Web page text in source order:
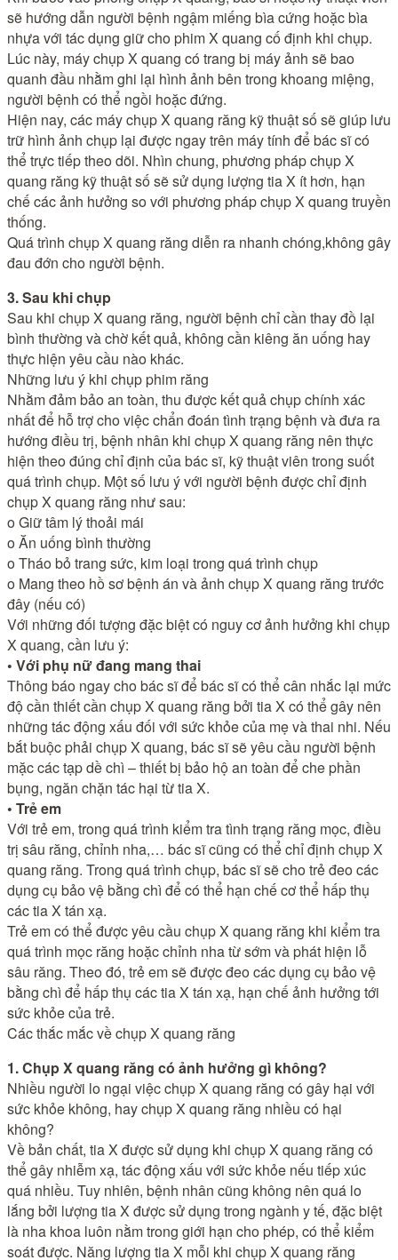
sẽ hướng dẫn người bệnh ngậm miếng bìa cứng hoặc bìa
nhựa với tác dụng giữ cho phim X quang cố định khi chụp.
Lúc này, máy chụp X quang có trang bị máy ảnh sẽ bao
quanh đầu nhằm ghi lại hình ảnh bên trong khoang miệng,
người bệnh có thể ngồi hoặc đứng.
Hiện nay, các máy chụp X quang răng kỹ thuật số sẽ giúp lưu
trữ hình ảnh chụp lại được ngay trên máy tính để bác sĩ có
thể trực tiếp theo dõi. Nhìn chung, phương pháp chụp X
quang răng kỹ thuật số sẽ sử dụng lượng tia X ít hơn, hạn
chế các ảnh hưởng so với phương pháp chụp X quang truyền
thống.
Quá trình chụp X quang răng diễn ra nhanh chóng,không gây
đau đớn cho người bệnh.
3. Sau khi chụp
Sau khi chụp X quang răng, người bệnh chỉ cần thay đồ lại
bình thường và chờ kết quả, không cần kiêng ăn uống hay
thực hiện yêu cầu nào khác.
Những lưu ý khi chụp phim răng
Nhằm đảm bảo an toàn, thu được kết quả chụp chính xác
nhất để hỗ trợ cho việc chẩn đoán tình trạng bệnh và đưa ra
hướng điều trị, bệnh nhân khi chụp X quang răng nên thực
hiện theo đúng chỉ định của bác sĩ, kỹ thuật viên trong suốt
quá trình chụp. Một số lưu ý với người bệnh được chỉ định
chụp X quang răng như sau:
o Giữ tâm lý thoải mái
o Ăn uống bình thường
o Tháo bỏ trang sức, kim loại trong quá trình chụp
o Mang theo hồ sơ bệnh án và ảnh chụp X quang răng trước
đây (nếu có)
Với những đối tượng đặc biệt có nguy cơ ảnh hưởng khi chụp
X quang, cần lưu ý:
• Với phụ nữ đang mang thai
Thông báo ngay cho bác sĩ để bác sĩ có thể cân nhắc lại mức
độ cần thiết cần chụp X quang răng bởi tia X có thể gây nên
những tác động xấu đối với sức khỏe của mẹ và thai nhi. Nếu
bắt buộc phải chụp X quang, bác sĩ sẽ yêu cầu người bệnh
mặc các tạp dề chì – thiết bị bảo hộ an toàn để che phần
bụng, ngăn chặn tác hại từ tia X.
• Trẻ em
Với trẻ em, trong quá trình kiểm tra tình trạng răng mọc, điều
trị sâu răng, chỉnh nha,… bác sĩ cũng có thể chỉ định chụp X
quang răng. Trong quá trình chụp, bác sĩ sẽ cho trẻ đeo các
dụng cụ bảo vệ bằng chì để có thể hạn chế cơ thể hấp thụ
các tia X tán xạ.
Trẻ em có thể được yêu cầu chụp X quang răng khi kiểm tra
quá trình mọc răng hoặc chỉnh nha từ sớm và phát hiện lỗ
sâu răng. Theo đó, trẻ em sẽ được đeo các dụng cụ bảo vệ
bằng chì để hấp thụ các tia X tán xạ, hạn chế ảnh hưởng tới
sức khỏe của trẻ.
Các thắc mắc về chụp X quang răng
1. Chụp X quang răng có ảnh hưởng gì không?
Nhiều người lo ngại việc chụp X quang răng có gây hại với
sức khỏe không, hay chụp X quang răng nhiều có hại
không?
Về bản chất, tia X được sử dụng khi chụp X quang răng có
thể gây nhiễm xạ, tác động xấu với sức khỏe nếu tiếp xúc
quá nhiều. Tuy nhiên, bệnh nhân cũng không nên quá lo
lắng bởi lượng tia X được sử dụng trong ngành y tế, đặc biệt
là nha khoa luôn nằm trong giới hạn cho phép, có thể kiểm
soát được. Năng lượng tia X mỗi khi chụp X quang răng